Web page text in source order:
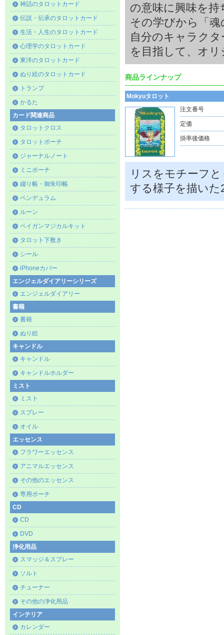
神話のタロットカード
伝説・伝承のタロットカード
生活・人生のタロットカード
心理学のタロットカード
東洋のタロットカード
ぬり絵のタロットカード
トランプ
かるた
カード関連商品
タロットクロス
タロットポーチ
ジャーナルノート
ミニポーチ
綴り帳・御朱印帳
ペンデュラム
ルーン
ペイガンマジカルキット
タロット下敷き
シール
iPhoneカバー
エンジェルダイアリーシリーズ
エンジェルダイアリー
書籍
書籍
ぬり絵
キャンドル
キャンドル
キャンドルホルダー
ミスト
ミスト
スプレー
オイル
エッセンス
フラワーエッセンス
アニマルエッセンス
その他のエッセンス
専用ポーチ
CD
CD
DVD
浄化用品
スマッジ＆スプレー
ソルト
チューナー
その他の浄化用品
インテリア
カレンダー
の意味に興味を
その学びから「
自分のキャラク
を目指して、オ
商品ラインナップ
Mokyuタロット
注文番号
定価
掛率後価格
リスをモチーフ
する様子を描い